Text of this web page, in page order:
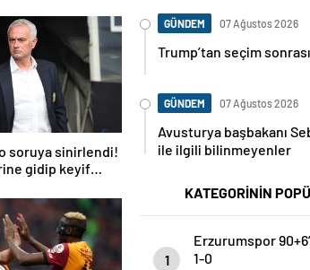
soruya sinirlendi!
gidip keyif
GÜNDEM 07 Ağustos 2026
Trump’tan seçim
GÜNDEM 07 Ağustos 2026
Avusturya başbakanı
ile ilgili bilinmeyenler
KATEGORİNİN
1
Erzurumspor
1-0